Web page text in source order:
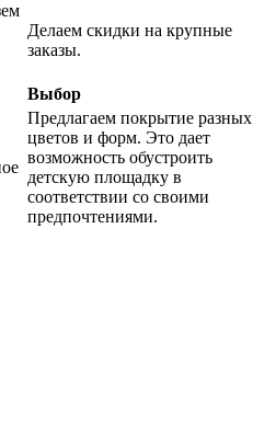
Делаем скидки на крупные
заказы.
Выбор
Предлагаем покрытие разных
цветов и форм. Это дает
возможность обустроить
детскую площадку в
соответствии со своими
предпочтениями.